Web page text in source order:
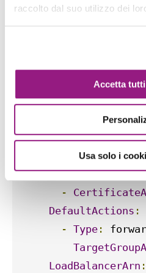
raccolto dal suo utilizzo dei
Accetta
Usa solo i
StatusCode
Type:
Protocol: HTTP
HttpsListener:
Type: AWS::
Properties:
Certificates:
-
DefaultActions :
- Type :
LoadBalancerArn :